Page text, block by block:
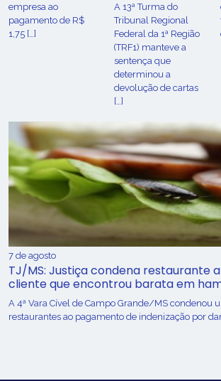
empresa ao
pagamento de R$
1,75 […]
A 13ª Turma do
Tribunal Regional
Federal da 1ª Região
(TRF1) manteve a
sentença que
determinou a
devolução de cartas
[…]
7 de agosto
TJ/MS: Justiça condena restaurante
cliente que encontrou barata em
A 4ª Vara Cível de Campo Grande/MS condenou
restaurantes ao pagamento de indenização por